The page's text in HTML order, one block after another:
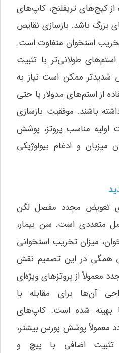
کیج‌های تریفلنج، کاپ‌های
بزرگ باشد. بازسازی نقایص
تخریب استخوان متفاوت است.
استم‌های طولانی‌تر با تثبیت
شدیدتر ممکن است نیاز به
از استم‌های مدولار یا حتی
باشند. موفقیت بازسازی
اولیه مناسب پروتز، پوشش
میزبان و ادغام بیولوژیکی
تعویض مجدد مفصل لگن
متعددی است. سن بیمار،
میزان تخریب استخوانی
همگی در این تصمیم نقش
معمولاً از پروتزهای ویژه‌ای
آن‌ها برای مقابله با
بهینه شده است. کاپ‌های
معمولاً پوشش پورس بیشتر،
تثبیت اضافی با پیچ و